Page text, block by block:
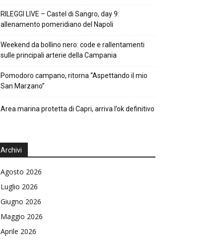
RILEGGI LIVE – Castel di Sangro, day 9:
allenamento pomeridiano del Napoli
Weekend da bollino nero: code e rallentamenti
sulle principali arterie della Campania
Pomodoro campano, ritorna “Aspettando il mio
San Marzano”
Area marina protetta di Capri, arriva l’ok definitivo
Archivi
Agosto 2026
Luglio 2026
Giugno 2026
Maggio 2026
Aprile 2026